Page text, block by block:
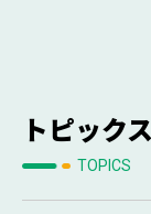
トピックス
TOPICS